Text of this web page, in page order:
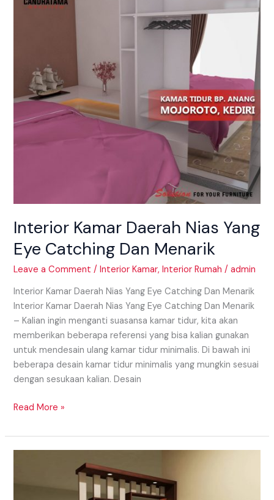
Interior Kamar Daerah Nias Yang
Eye Catching Dan Menarik
Leave a Comment /Interior Kamar,Interior Rumah /admin
Interior Kamar Daerah Nias Yang Eye Catching Dan Menarik
Interior Kamar Daerah Nias Yang Eye Catching Dan Menarik
– Kalian ingin menganti suasansa kamar tidur, kita akan
memberikan beberapa referensi yang bisa kalian gunakan
untuk mendesain ulang kamar tidur minimalis. Di bawah ini
beberapa desain kamar tidur minimalis yang mungkin sesuai
dengan sesukaan kalian. Desain
Nias
Menarik
Read More »